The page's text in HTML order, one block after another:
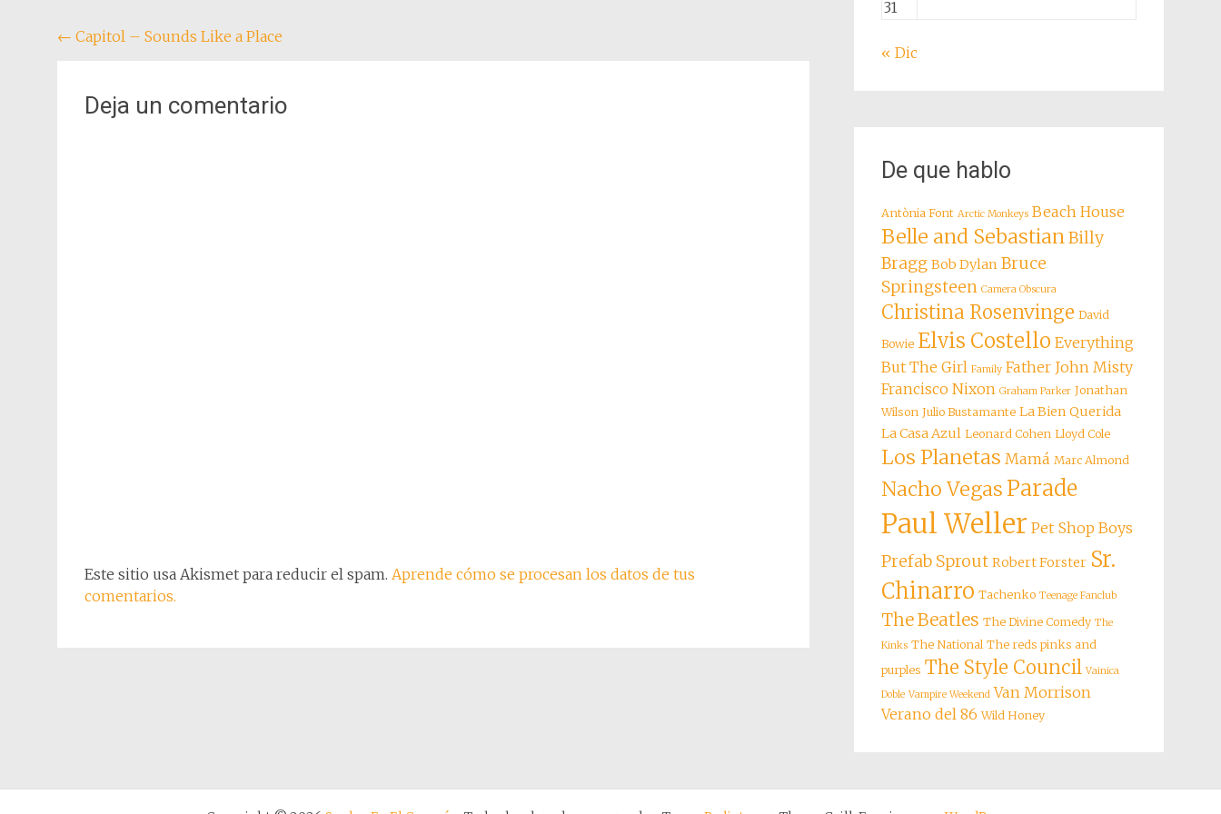
Navegación
entradas
← Capitol – Sounds Like a Place
Deja un comentario
Este sitio usa Akismet para reducir el spam. Aprende cómo se procesan los datos de tus
comentarios.
31
« Dic
De que hablo
Antònia Font Arctic Monkeys Beach House
Belle and SebastianBilly
Bragg Bob Dylan Bruce
Springsteen Camera Obscura
Christina Rosenvinge David
Bowie Elvis Costello Everything
But The Girl Family Father John Misty
Francisco Nixon Graham Parker Jonathan
Wilson Julio Bustamante La Bien Querida
La Casa Azul Leonard Cohen Lloyd Cole
Los Planetas Mamá Marc Almond
Nacho Vegas Parade
Paul Weller Pet Shop Boys
Prefab Sprout Robert Forster Sr.
Chinarro Tachenko Teenage Fanclub
The Beatles The Divine Comedy The
Kinks The National The reds pinks and
purples The Style Council Vainica
Doble Vampire Weekend Van Morrison
Verano del 86 Wild Honey